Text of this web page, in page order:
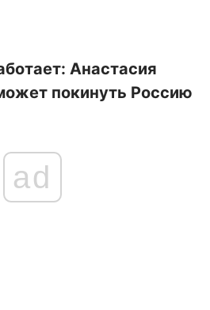
Анастасия
покинуть Россию
ad